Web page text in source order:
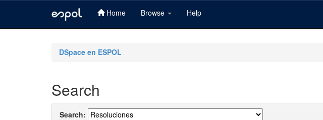
Home Browse Help
DSpace en ESPOL
Search
Search: